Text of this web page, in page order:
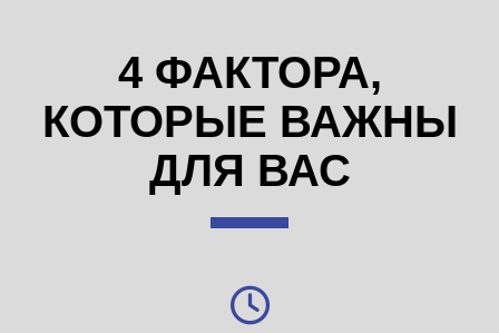
4 ФАКТОРА,
КОТОРЫЕ ВАЖНЫ
ДЛЯ ВАС